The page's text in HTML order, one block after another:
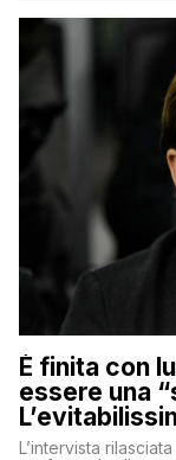
È finita con
essere una
L’intervista